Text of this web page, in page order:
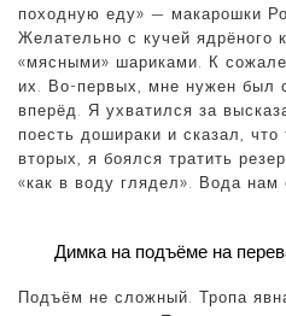
походную еду» — макарошки
Желательно с кучей ядрёного
«мясными» шариками. К
их. Во-первых, мне нужен был
вперёд. Я ухватился за
поесть дошираки и сказал,
вторых, я боялся тратить
«как в воду глядел». Вода нам
Димка на подъёме на
Подъём не сложный. Тропа